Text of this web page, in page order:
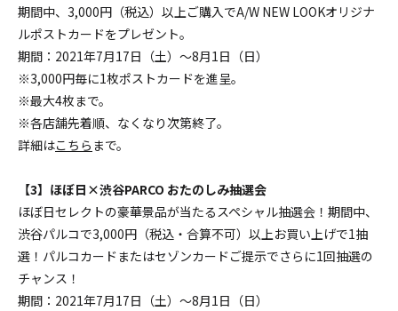
期間中、3,000円（税込）以上ご購入でA/W NEW LOOKオリジナ
ルポストカードをプレゼント。
期間：2021年7月17日（土）～8月1日（日）
※3,000円毎に1枚ポストカードを進呈。
※最大4枚まで。
※各店舗先着順、なくなり次第終了。
詳細はこちら まで。
【3】ほぼ日×渋谷PARCO おたのしみ抽選会
ほぼ日セレクトの豪華景品が当たるスペシャル抽選会！期間中、
渋谷パルコで3,000円（税込・合算不可）以上お買い上げで1抽
選！パルコカードまたはセゾンカードご提示でさらに1回抽選の
チャンス！
期間：2021年7月17日（土）～8月1日（日）